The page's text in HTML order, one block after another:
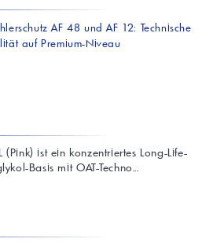
AF 48 und AF 12: Technische
auf Premium-Niveau
(Pink) ist ein konzentriertes Long-Life-
Basis mit OAT-Techno...